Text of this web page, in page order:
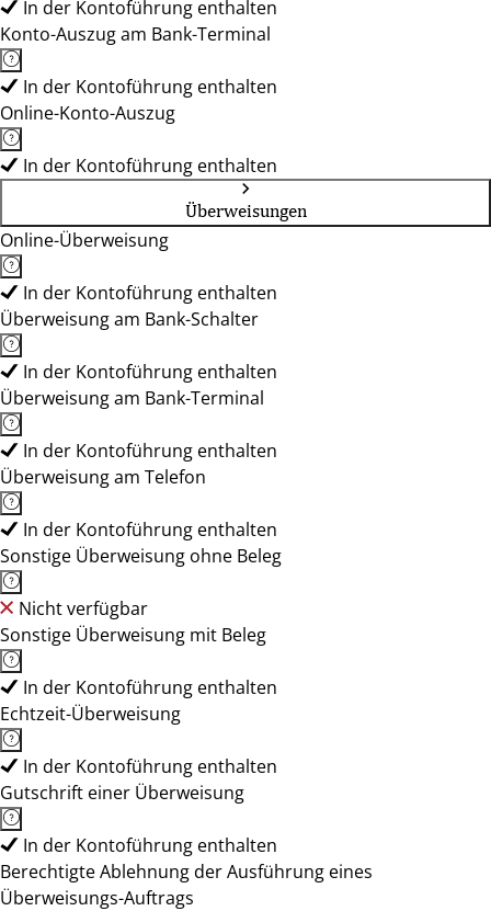
In der Kontoführung enthalten
Konto-Auszug am Bank-Terminal
In der Kontoführung enthalten
Online-Konto-Auszug
In der Kontoführung enthalten
Überweisungen
Online-Überweisung
In der Kontoführung enthalten
Überweisung am Bank-Schalter
In der Kontoführung enthalten
Überweisung am Bank-Terminal
In der Kontoführung enthalten
Überweisung am Telefon
In der Kontoführung enthalten
Sonstige Überweisung ohne Beleg
Nicht verfügbar
Sonstige Überweisung mit Beleg
In der Kontoführung enthalten
Echtzeit-Überweisung
In der Kontoführung enthalten
Gutschrift einer Überweisung
In der Kontoführung enthalten
Berechtigte Ablehnung der Ausführung eines
Überweisungs-Auftrags